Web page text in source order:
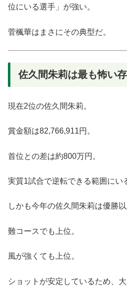
位にいる選手」が強い。
菅楓華はまさにその典型だ。
佐久間朱莉は最も怖い
現在2位の佐久間朱莉。
賞金額は82,766,911円。
首位との差は約800万円。
実質1試合で逆転できる範囲にい
しかも今年の佐久間朱莉は優勝
難コースでも上位。
風が強くても上位。
ショットが安定しているため、大